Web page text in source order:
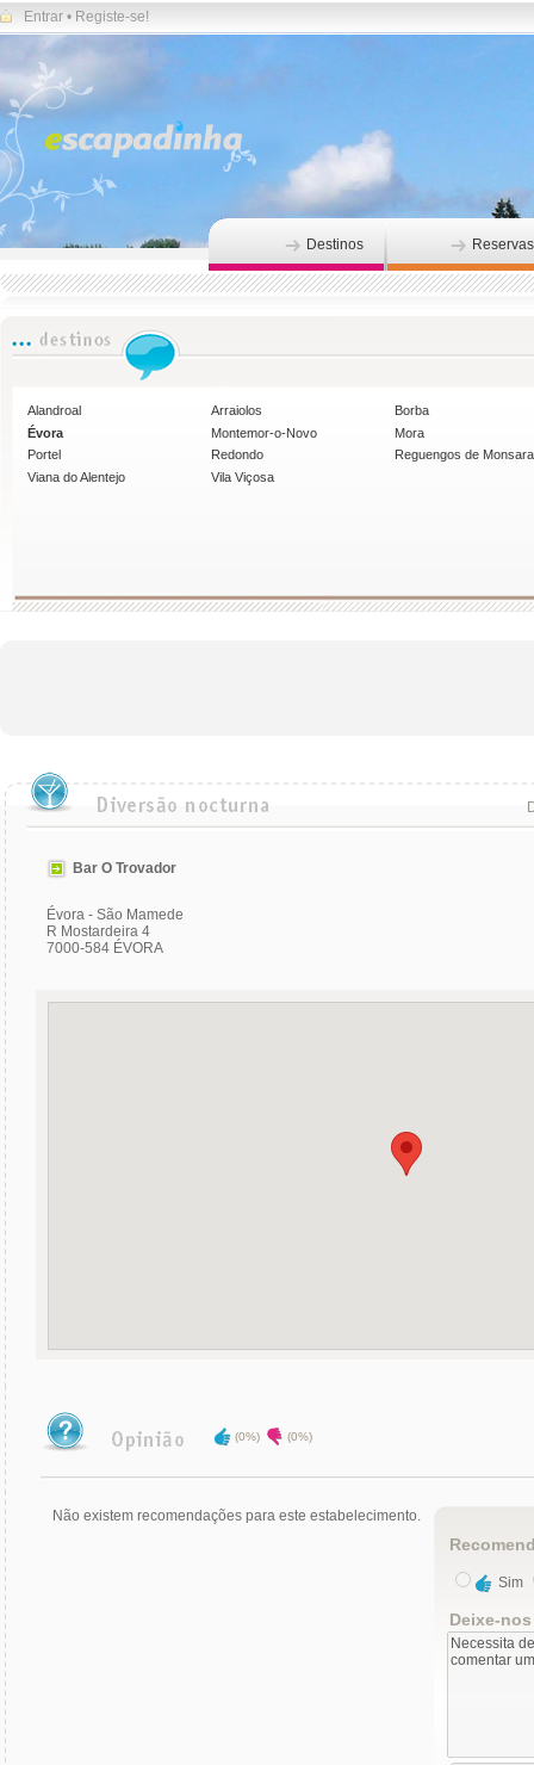
Entrar • Registe-se!
Destinos Reservas
Alandroal Arraiolos
Borba
Évora
Montemor-o-Novo
Mora
Portel
Redondo
Reguengos de
Viana do Alentejo
Vila Viçosa
Bar O Trovador
Évora - São Mamede
R Mostardeira 4
7000-584 ÉVORA
(0%) (0%)
Não existem recomendações para este estabelecimento.
Sim
Deixe-